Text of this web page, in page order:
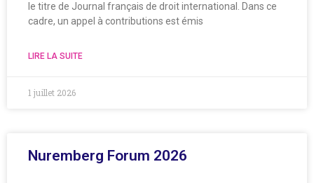
le titre de Journal français de droit international. Dans ce
cadre, un appel à contributions est émis
LIRE LA SUITE
1 juillet 2026
Nuremberg Forum 2026